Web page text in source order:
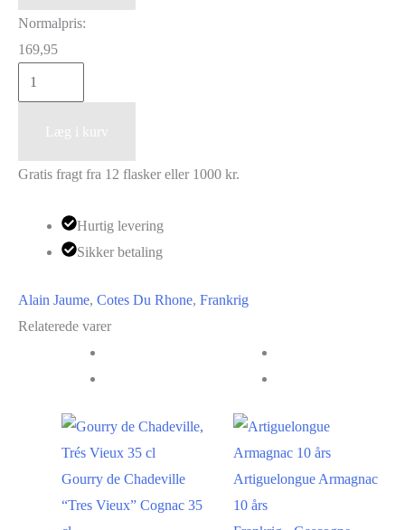
Rhone
"Grand
Veneur"
antal
Normalpris:
169,95
Alain
Jaume
Cotes
Rhone
Veneur"
Blanc
Læg i kurv
Gratis fragt fra 12 flasker eller 1000 kr.
Hurtig levering
Sikker betaling
Alain Jaume, Cotes Du Rhone, Frankrig
Relaterede varer
Gourry de Chadeville
“Tres Vieux” Cognac 35
Artiguelongue Armagnac
10 års